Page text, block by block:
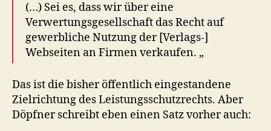
(…) Sei es, dass wir über eine
Verwertungsgesellschaft das Recht auf
gewerbliche Nutzung der [Verlags-]
Webseiten an Firmen verkaufen. „
Das ist die bisher öffentlich eingestandene
Zielrichtung des Leistungsschutzrechts. Aber
Döpfner schreibt eben einen Satz vorher auch: